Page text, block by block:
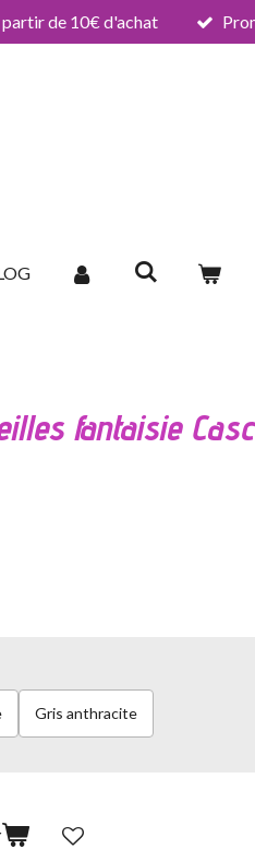
de 10€ d'achat
fantaisie
Gris anthracite